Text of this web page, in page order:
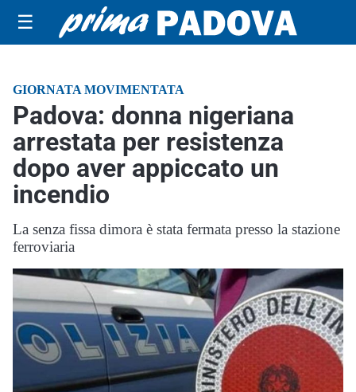
☰
GIORNATA MOVIMENTATA
Padova: donna nigeriana
arrestata per resistenza
dopo aver appiccato un
incendio
La senza fissa dimora è stata fermata presso la stazione
ferroviaria